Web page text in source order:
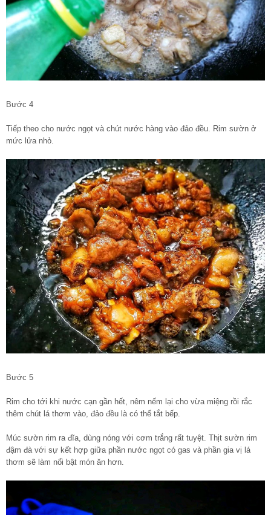
Bước 4
Tiếp theo cho nước ngọt và chút nước hàng vào đảo đều. Rim sườn ở
mức lửa nhỏ.
Bước 5
Rim cho tới khi nước cạn gần hết, nêm nếm lại cho vừa miệng rồi rắc
thêm chút lá thơm vào, đảo đều là có thể tắt bếp.
Múc sườn rim ra đĩa, dùng nóng với cơm trắng rất tuyệt. Thịt sườn rim
đậm đà với sự kết hợp giữa phần nước ngọt có gas và phần gia vị lá
thơm sẽ làm nổi bật món ăn hơn.